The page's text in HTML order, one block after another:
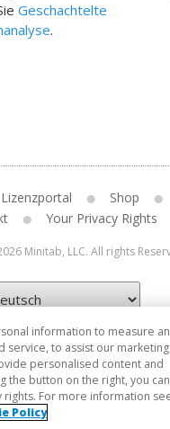
Geschachtelte
.
Lizenzportal Shop
Your Privacy Rights
Minitab, LLC. All rights
information to measure
service, to assist our marketing
personalised content and
the button on the right, you can
rights. For more information
Policy